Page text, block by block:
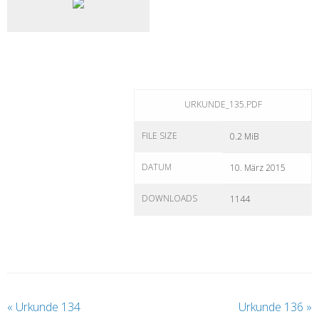
URKUNDE_135.PDF
FILE SIZE 0.2 MiB
DATUM 10. März 2015
DOWNLOADS 1144
« Urkunde 134 Urkunde 136 »